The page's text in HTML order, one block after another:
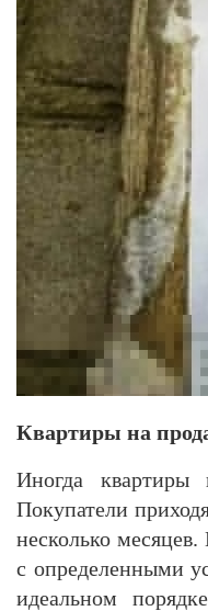
Квартиры на
Иногда
Покупатели
несколько
с определенными
идеальном